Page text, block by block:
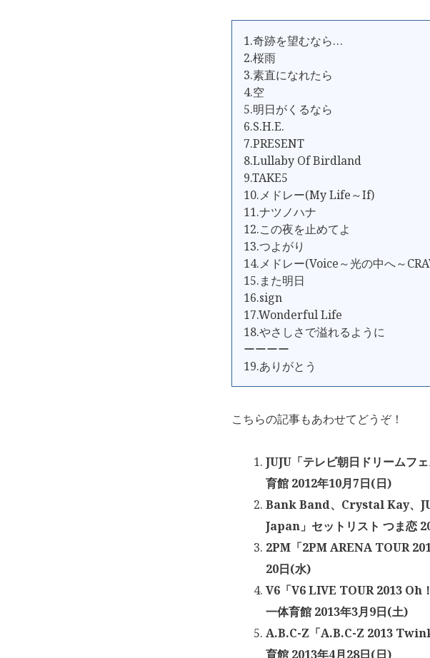
1.奇跡を望むなら…
2.桜雨
3.素直になれたら
4.空
5.明日がくるなら
6.S.H.E.
7.PRESENT
8.Lullaby Of Birdland
9.TAKE5
10.メドレー(My Life～If)
11.ナツノハナ
12.この夜を止めてよ
13.つよがり
14.メドレー(Voice～光の中へ～
15.また明日
16.sign
17.Wonderful Life
18.やさしさで溢れるように
ーーーー
19.ありがとう
こちらの記事もあわせてどうぞ！
JUJU「テレビ朝日ドリームフ
育館 2012年10月7日(日)
Bank Band、Crystal Kay、
Japan」セットリスト つま恋
2PM「2PM ARENA TOUR
20日(水)
V6「V6 LIVE TOUR 2013 Oh
一体育館 2013年3月9日(土)
A.B.C-Z「A.B.C-Z 2013
育館 2013年4月28日(日)